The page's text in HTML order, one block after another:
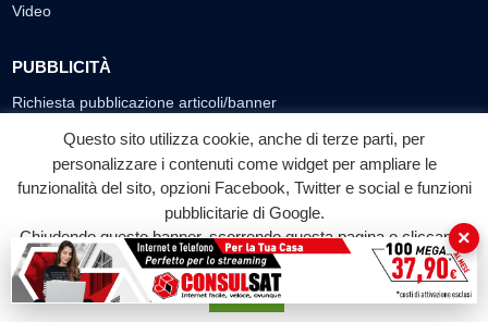
Video
PUBBLICITÀ
Richiesta pubblicazione articoli/banner
SEGUICI SUI SOCIAL
f
Facebook
◎ ▶
YouTube
© 2026 LABTV - Tutti i diritti riservati
Questo sito utilizza cookie, anche di terze parti, per
personalizzare i contenuti come widget per ampliare le
funzionalità del sito, opzioni Facebook, Twitter e social e funzioni
pubblicitarie di Google.
Chiudendo questo banner, scorrendo questa pagina o cliccando
su qualunque suo elemento acconsenti all'uso dei cookie.
Accetta
×